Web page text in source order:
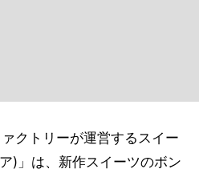
クトリーが運営するスイー
)」は、新作スイーツのボン